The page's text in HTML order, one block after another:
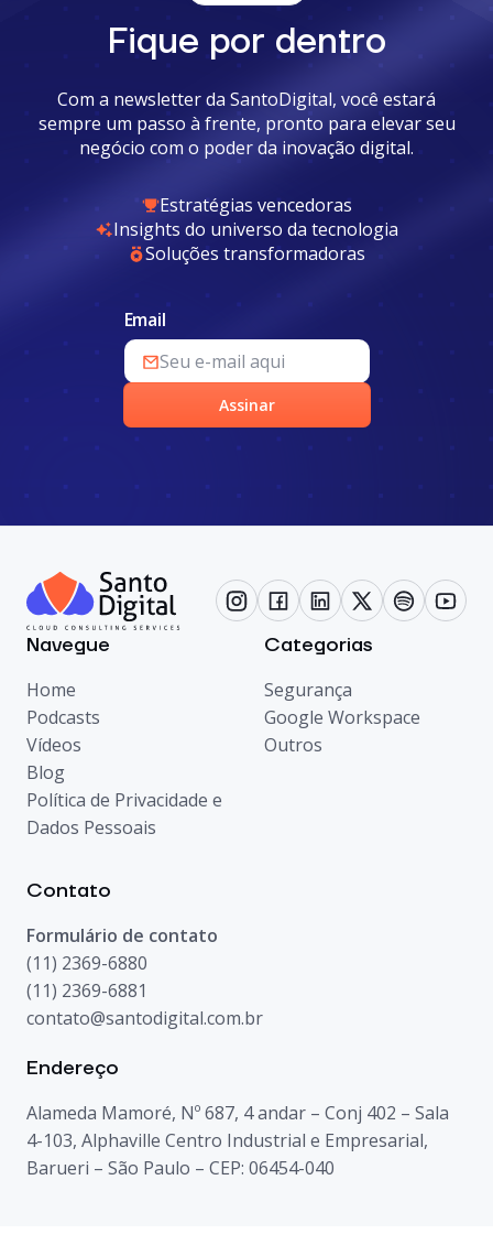
Fique por dentro
Com a newsletter da SantoDigital, você estará
sempre um passo à frente, pronto para elevar seu
negócio com o poder da inovação digital.
Estratégias vencedoras
Insights do universo da tecnologia
Soluções transformadoras
Email
Assinar
Navegue
Home
Podcasts
Vídeos
Blog
Política de Privacidade e
Dados Pessoais
Categorias
Segurança
Google Workspace
Outros
Contato
Formulário de contato
(11) 2369-6880
(11) 2369-6881
contato@santodigital.com.br
Endereço
Alameda Mamoré, Nº 687, 4 andar – Conj 402 – Sala
4-103, Alphaville Centro Industrial e Empresarial,
Barueri – São Paulo – CEP: 06454-040